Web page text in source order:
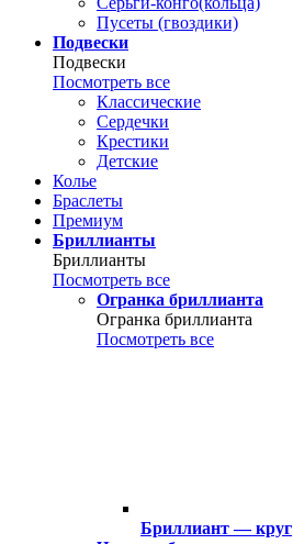
Пусеты (гвоздики)
Подвески
Подвески
Посмотреть все
Классические
Сердечки
Крестики
Детские
Колье
Браслеты
Премиум
Бриллианты
Бриллианты
Посмотреть все
Огранка бриллианта
Огранка бриллианта
Посмотреть все
Бриллиант — круг